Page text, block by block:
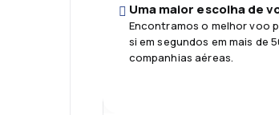
Uma maior escolha de
Encontramos o melhor voo
si em segundos em mais de
companhias aéreas.